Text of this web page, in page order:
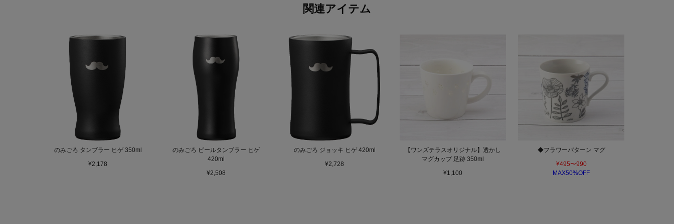
関連アイテム
のみごろ タンブラー ヒゲ 350ml
¥2,178
のみごろ ビールタンブラー ヒゲ
420ml
¥2,508
のみごろ ジョッキ ヒゲ 420ml
¥2,728
【ワンズテラスオリジナル】透かし
マグカップ 足跡 350ml
¥1,100
◆フラワーパターン マグ
¥495〜990
MAX50%OFF